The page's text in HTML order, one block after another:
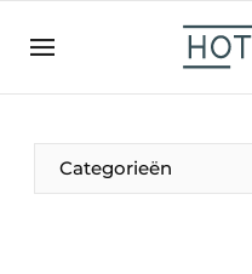
EN
NL
EN
FR
Categorieën